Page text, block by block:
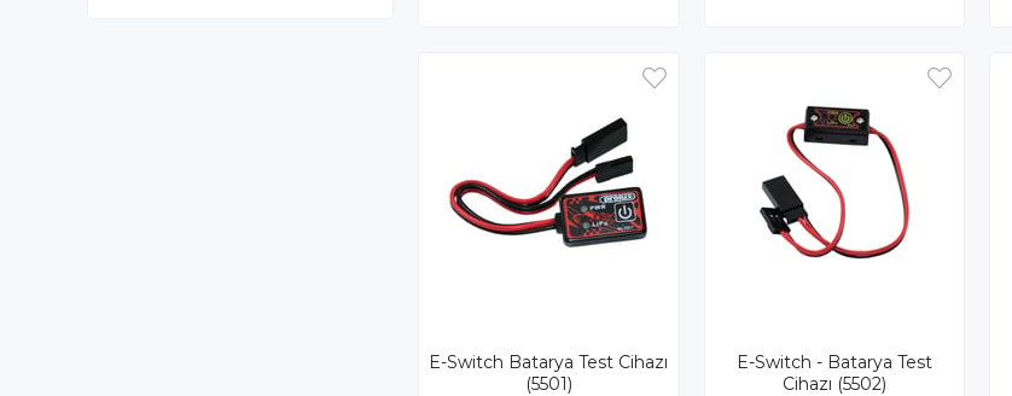
E-Switch Batarya Test Cihazı
(5501)
E-Switch - Batarya Test
Cihazı (5502)